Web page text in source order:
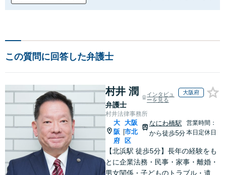
この質問に回答した弁護士
村井 潤
弁護士
インタビュ
ーを見る
大阪府
村井法律事務所
大
阪
府
|
大阪
市北
区
なにわ橋駅
から徒歩5分
営業時間：
本日定休日
【北浜駅 徒歩5分】長年の経験をも
とに企業法務・民事・家事・離婚・
男女関係・子どものトラブル・遺産